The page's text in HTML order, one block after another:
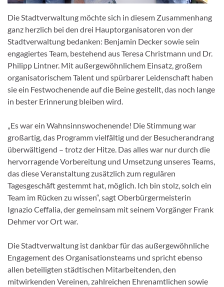
Die Stadtverwaltung möchte sich in diesem Zusammenhang
ganz herzlich bei den drei Hauptorganisatoren von der
Stadtverwaltung bedanken: Benjamin Decker sowie sein
engagiertes Team, bestehend aus Teresa Christmann und Dr.
Philipp Lintner. Mit außergewöhnlichem Einsatz, großem
organisatorischem Talent und spürbarer Leidenschaft haben
sie ein Festwochenende auf die Beine gestellt, das noch lange
in bester Erinnerung bleiben wird.
„Es war ein Wahnsinnswochenende! Die Stimmung war
großartig, das Programm vielfältig und der Besucherandrang
überwältigend – trotz der Hitze. Das alles war nur durch die
hervorragende Vorbereitung und Umsetzung unseres Teams,
das diese Veranstaltung zusätzlich zum regulären
Tagesgeschäft gestemmt hat, möglich. Ich bin stolz, solch ein
Team im Rücken zu wissen“, sagt Oberbürgermeisterin
Ignazio Ceffalia, der gemeinsam mit seinem Vorgänger Frank
Dehmer vor Ort war.
Die Stadtverwaltung ist dankbar für das außergewöhnliche
Engagement des Organisationsteams und spricht ebenso
allen beteiligten städtischen Mitarbeitenden, den
mitwirkenden Vereinen, zahlreichen Ehrenamtlichen sowie